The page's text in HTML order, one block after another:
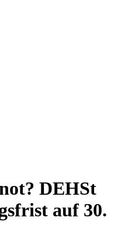
DEHSt
auf 30.